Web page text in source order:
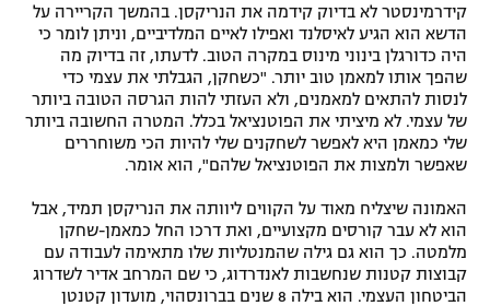
קידרמינסטר לא בדיוק קידמה את הנריקסן. בהמשך הקריירה על
הדשא הוא הגיע לאיסלנד ואפילו לאיים המלדיביים, וניתן לומר כי
היה כדורגלן בינוני מינוס במקרה הטוב. לדעתו, זה בדיוק מה
שהפך אותו למאמן טוב יותר. "כשחקן, הגבלתי את עצמי כדי
לנסות להתאים למאמנים, ולא העזתי להות הגרסה הטובה ביותר
של עצמי. לא מיציתי את הפוטנציאל בכלל. המטרה החשובה ביותר
שלי כמאמן היא לאפשר לשחקנים שלי להיות הכי משוחררים
שאפשר ולמצות את הפוטנציאל שלהם", הוא אומר.
האמונה שיצליח מאוד על הקווים ליוותה את הנריקסן תמיד, אבל
הוא לא עבר קורסים מקצועיים, ואת דרכו החל כמאמן-שחקן
מלמטה. כך הוא גם גילה שהמנטליות שלו מתאימה לעבודה עם
קבוצות קטנות שנחשבות לאנדרדוג, כי שם המרחב אדיר לשדרוג
הביטחון העצמי. הוא בילה 8 שנים בברונסהוי, מועדון קטנטן